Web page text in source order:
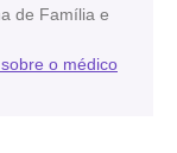
de Família e
o médico